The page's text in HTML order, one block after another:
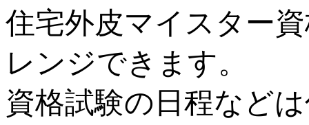
住宅外皮マイスター
レンジできます。
資格試験の日程など